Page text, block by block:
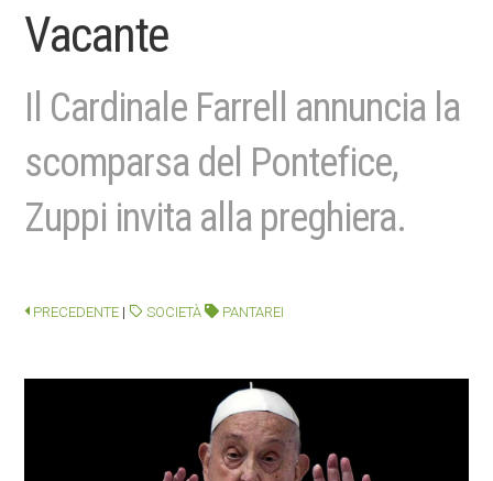
Vacante
Il Cardinale Farrell annuncia la
scomparsa del Pontefice,
Zuppi invita alla preghiera.
PRECEDENTE | SOCIETÀ PANTAREI